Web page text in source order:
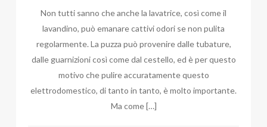
Non tutti sanno che anche la lavatrice, così come il
lavandino, può emanare cattivi odori se non pulita
regolarmente. La puzza può provenire dalle tubature,
dalle guarnizioni così come dal cestello, ed è per questo
motivo che pulire accuratamente questo
elettrodomestico, di tanto in tanto, è molto importante.
Ma come […]